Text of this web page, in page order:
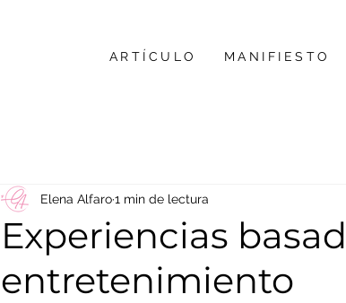
ARTÍCULO MANIFIESTO
Experiencias
entretenimiento
Elena Alfaro1 min de lectura